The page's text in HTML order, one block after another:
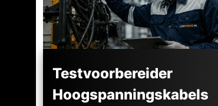
Testvoorbereider
Hoogspanningskabels